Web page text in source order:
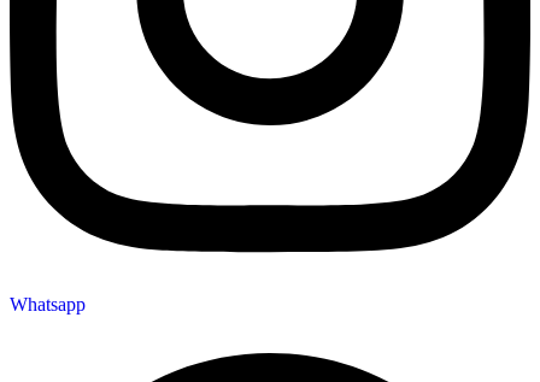
Whatsapp